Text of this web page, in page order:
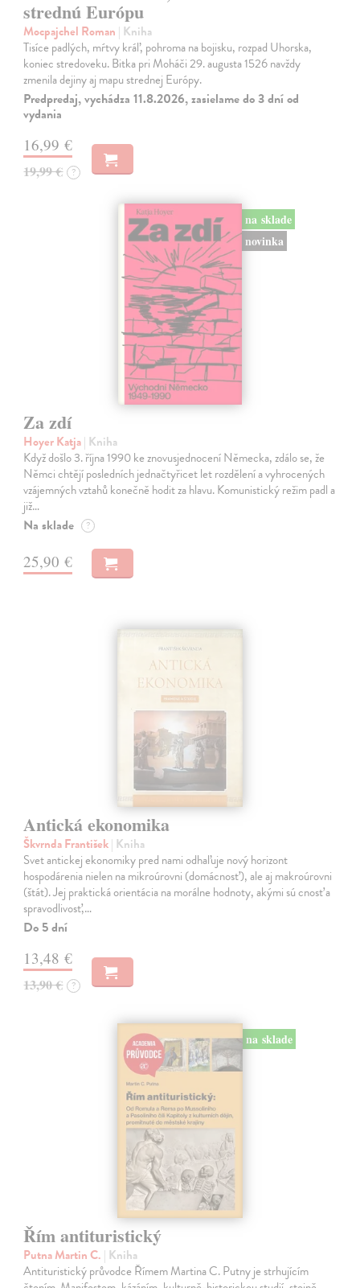
strednú Európu
Mocpajchel Roman | Kniha
Tisíce padlých, mŕtvy kráľ, pohroma na bojisku, rozpad Uhorska,
koniec stredoveku. Bitka pri Moháči 29. augusta 1526 navždy
zmenila dejiny aj mapu strednej Európy.
Predpredaj, vychádza 11.8.2026, zasielame do 3 dní od
vydania
16,99 €
19,99 € ?
na sklade
novinka
Za zdí
Hoyer Katja| Kniha
Když došlo 3. října 1990 ke znovusjednocení Německa, zdálo se, že
Němci chtějí posledních jednačtyřicet let rozdělení a vyhrocených
vzájemných vztahů konečně hodit za hlavu. Komunistický režim padl a
již…
Na sklade ?
25,90 €
Antická ekonomika
Škvrnda František| Kniha
Svet antickej ekonomiky pred nami odhaľuje nový horizont
hospodárenia nielen na mikroúrovni (domácnosť), ale aj makroúrovni
(štát). Jej praktická orientácia na morálne hodnoty, akými sú cnosť a
spravodlivosť,…
Do 5 dní
13,48 €
13,90 € ?
na sklade
Řím antituristický
Putna Martin C. | Kniha
Antituristický průvodce Římem Martina C. Putny je strhujícím